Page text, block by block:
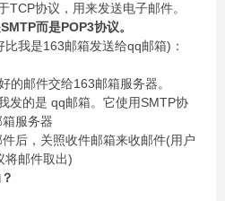
TCP协议，用来发送电子邮件。
而是POP3协议。
我是163邮箱发送给qq邮箱)：
的邮件交给163邮箱服务器。
发的是 qq邮箱。它使用SMTP协
服务器
后，关照收件邮箱来收邮件(用户
将邮件取出)